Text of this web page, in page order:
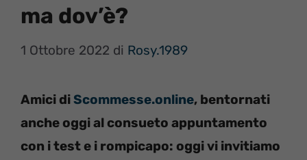
ma dov’è?
1 Ottobre 2022 di Rosy.1989
Amici diScommesse.online, bentornati
anche oggi al consueto appuntamento
con i test e i rompicapo: oggi vi invitiamo